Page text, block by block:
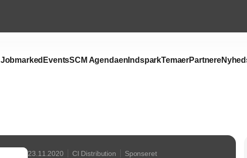
Jobmarked EventsSCM Agendaen IndsparkTemaerPartnere
23.11.2020 CI Distribution Sponseret